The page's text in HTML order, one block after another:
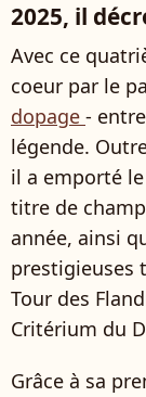
2025, il
Avec ce
coeur par le
dopage -
légende.
il a emporté
titre de
année, ainsi
prestigieuses
Tour des
Critérium du
Grâce à sa